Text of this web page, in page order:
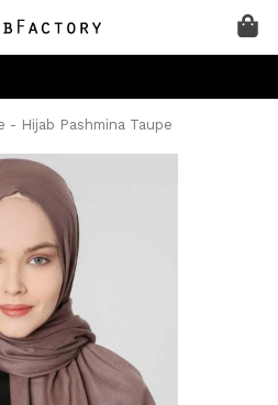
- Hijab Pashmina Taupe